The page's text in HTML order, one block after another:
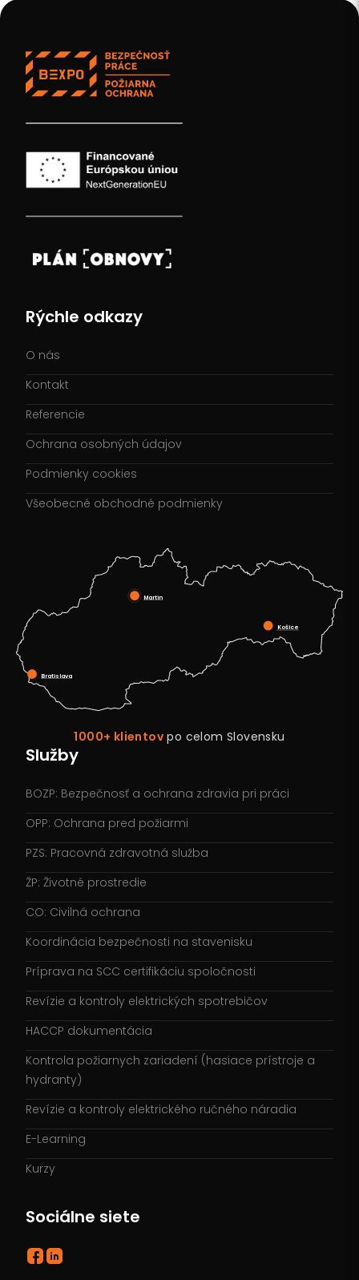
Rýchle odkazy
O nás
Kontakt
Referencie
Ochrana osobných údajov
Podmienky cookies
Všeobecné obchodné podmienky
Bratislava
Martin
Košice
1000+ klientov po celom Slovensku
Služby
BOZP: Bezpečnosť a ochrana zdravia pri práci
OPP: Ochrana pred požiarmi
PZS: Pracovná zdravotná služba
ŽP: Životné prostredie
CO: Civilná ochrana
Koordinácia bezpečnosti na stavenisku
Príprava na SCC certifikáciu spoločnosti
Revízie a kontroly elektrických spotrebičov
HACCP dokumentácia
Kontrola požiarnych zariadení (hasiace prístroje a
hydranty)
Revízie a kontroly elektrického ručného náradia
E-Learning
Kurzy
Sociálne siete